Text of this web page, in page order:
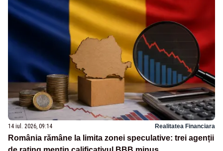
14 iul. 2026, 09:14 Realitatea Financiara
România rămâne la limita zonei speculative: trei agenții